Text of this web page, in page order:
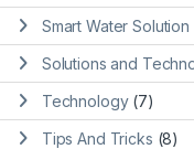
Smart Water Solution
Solutions and
Technology(7)
Tips And Tricks (8)